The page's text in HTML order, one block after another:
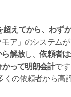
超えてから、わず
ア」のシステム
ら解放し、依頼者
かって明朗会計です
くの依頼者から高